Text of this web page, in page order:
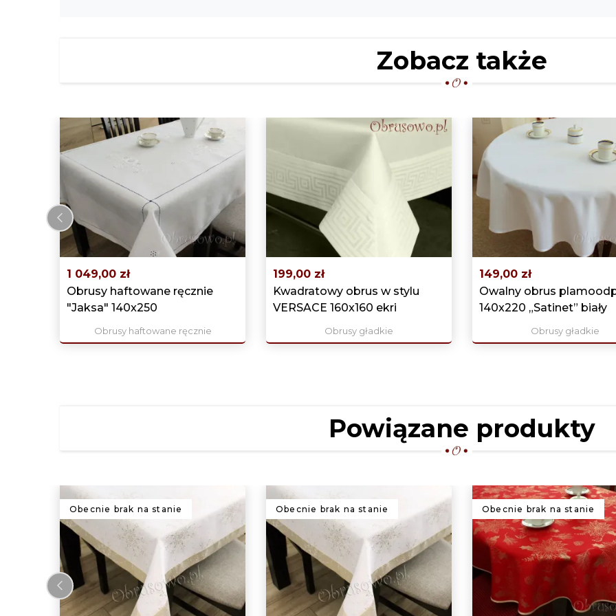
Zobacz także
1 049,00 zł
Obrusy haftowane ręcznie
"Jaksa" 140x250
Obrusy haftowane ręcznie
199,00 zł
Kwadratowy obrus w stylu
VERSACE 160x160 ekri
Obrusy gładkie
149,00 zł
Owalny obrus
140x220 „Satinet” biały
Obrusy gładkie
Powiązane produkty
Obecnie brak na stanie Obecnie brak na stanie Obecnie brak na stanie